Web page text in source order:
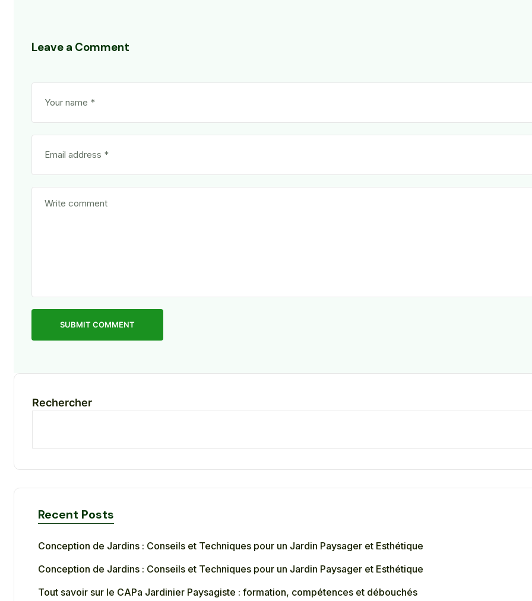
Leave a Comment
SUBMIT COMMENT
Rechercher
Recent Posts
Conception de Jardins : Conseils et Techniques pour un Jardin Paysager et Esthétique
Conception de Jardins : Conseils et Techniques pour un Jardin Paysager et Esthétique
Tout savoir sur le CAPa Jardinier Paysagiste : formation, compétences et débouchés